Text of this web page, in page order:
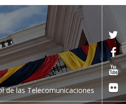
de las Telecomunicaciones